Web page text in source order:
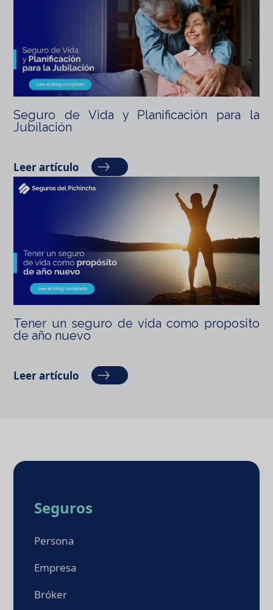
Seguro de Vida y Planificación para la
Jubilación
Leer artículo
Tener un seguro de vida como proposito
de año nuevo
Leer artículo
Seguros
Persona
Empresa
Bróker